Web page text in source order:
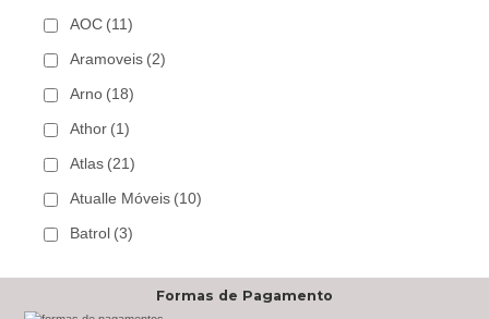
AOC (11)
Aramoveis (2)
Arno (18)
Athor (1)
Atlas (21)
Atualle Móveis (10)
Batrol (3)
Formas de Pagamento